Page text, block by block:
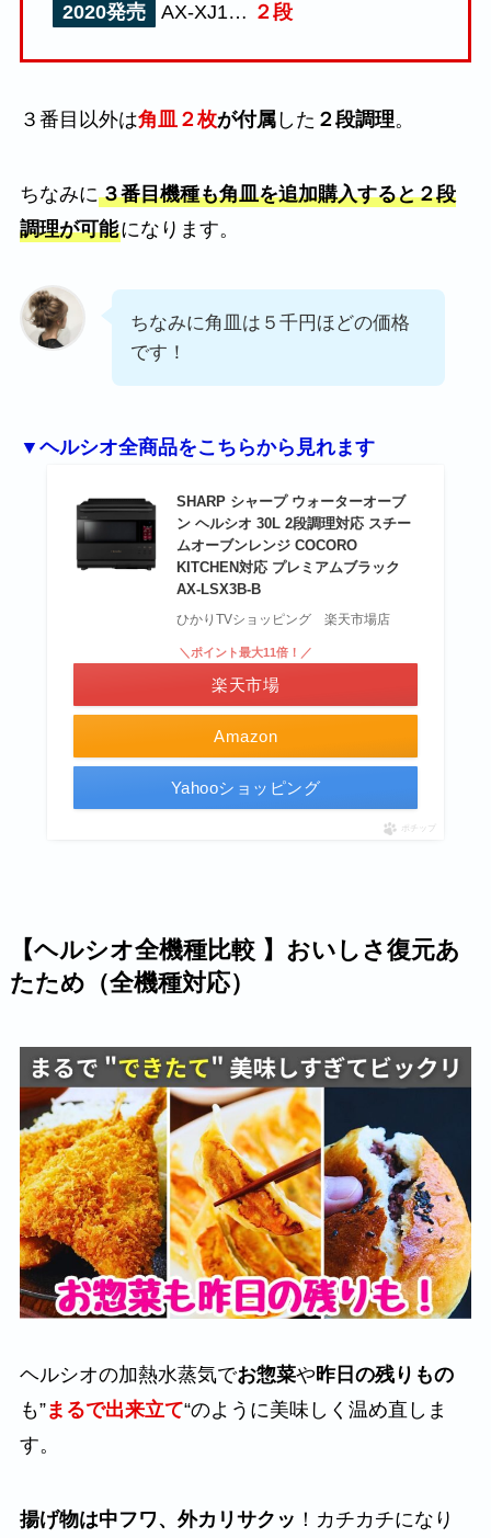
2020発売 AX-XJ1… ２段
３番目以外は角皿２枚が付属した ２段調理。
ちなみに３番目機種も角皿を追加購入すると２段
調理が可能になります。
ちなみに角皿は５千円ほどの価格
です！
▼ヘルシオ全商品をこちらから見れます
SHARP シャープ ウォーターオーブ
ン ヘルシオ 30L 2段調理対応 スチー
ムオーブンレンジ COCORO
KITCHEN対応 プレミアムブラック
AX-LSX3B-B
ひかりTVショッピング 楽天市場店
Amazon
＼ポイント最大11倍！／
楽天市場
Yahooショッピング
ポチップ
【ヘルシオ全機種比較 】おいしさ復元あ
たため（全機種対応）
ヘルシオの加熱水蒸気でお惣菜や昨日の残りもの
も”まるで出来立て“のように美味しく温め直しま
す。
揚げ物は中フワ、外カリサクッ ！カチカチになり